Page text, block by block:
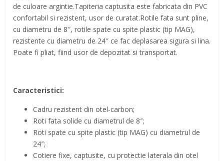
de culoare argintie.Tapiteria captusita este fabricata din PVC
confortabil si rezistent, usor de curatat.Rotile fata sunt pline,
cu diametru de 8″, rotile spate cu spite plastic (tip MAG),
rezistente cu diametru de 24″ ce fac deplasarea sigura si lina.
Poate fi pliat, fiind usor de depozitat si transportat.
Caracteristici:
Cadru rezistent din otel-carbon;
Roti fata solide cu diametrul de 8″;
Roti spate cu spite plastic (tip MAG) cu diametrul de
24″;
Cotiere fixe, captusite, cu protectie laterala din otel